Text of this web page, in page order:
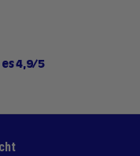
es 4,9/5